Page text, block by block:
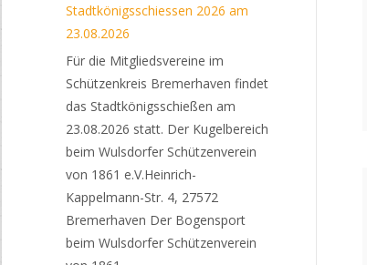
Stadtkönigsschiessen 2026 am
23.08.2026
Für die Mitgliedsvereine im
Schützenkreis Bremerhaven findet
das Stadtkönigsschießen am
23.08.2026 statt. Der Kugelbereich
beim Wulsdorfer Schützenverein
von 1861 e.V.Heinrich-
Kappelmann-Str. 4, 27572
Bremerhaven Der Bogensport
beim Wulsdorfer Schützenverein